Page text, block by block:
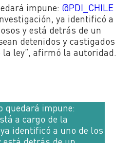
impune: @PDI_CHILE
ya identificó a
y está detrás de un
detenidos y castigados
la ley”, afirmó la autoridad.
quedará impune:
a cargo de la
identificó a uno de los